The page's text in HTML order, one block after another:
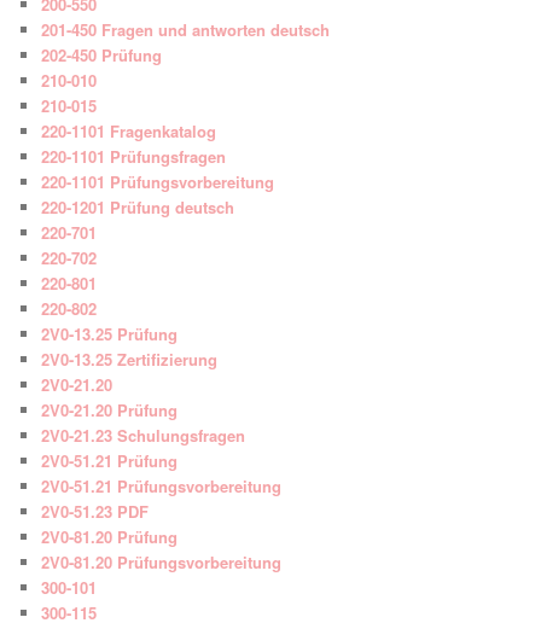
200-550
201-450 Fragen und antworten deutsch
202-450 Prüfung
210-010
210-015
220-1101 Fragenkatalog
220-1101 Prüfungsfragen
220-1101 Prüfungsvorbereitung
220-1201 Prüfung deutsch
220-701
220-702
220-801
220-802
2V0-13.25 Prüfung
2V0-13.25 Zertifizierung
2V0-21.20
2V0-21.20 Prüfung
2V0-21.23 Schulungsfragen
2V0-51.21 Prüfung
2V0-51.21 Prüfungsvorbereitung
2V0-51.23 PDF
2V0-81.20 Prüfung
2V0-81.20 Prüfungsvorbereitung
300-101
300-115